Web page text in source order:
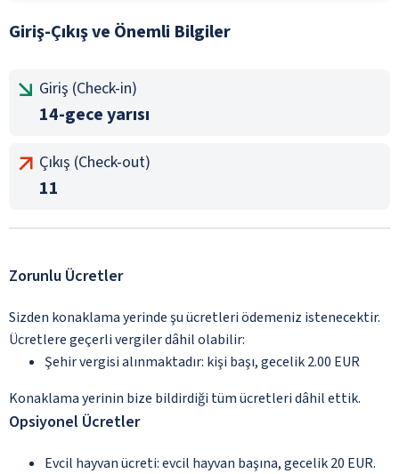
Giriş-Çıkış ve Önemli Bilgiler
Giriş (Check-in)
14-gece yarısı
Çıkış (Check-out)
11
Zorunlu Ücretler
Sizden konaklama yerinde şu ücretleri ödemeniz istenecektir.
Ücretlere geçerli vergiler dâhil olabilir:
Şehir vergisi alınmaktadır: kişi başı, gecelik 2.00 EUR
Konaklama yerinin bize bildirdiği tüm ücretleri dâhil ettik.
Opsiyonel Ücretler
Evcil hayvan ücreti: evcil hayvan başına, gecelik 20 EUR.